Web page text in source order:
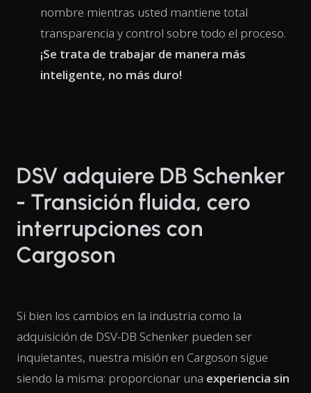
nombre mientras usted mantiene total
transparencia y control sobre todo el proceso.
¡Se trata de trabajar de manera más
inteligente, no más duro!
DSV adquiere DB Schenker
- Transición fluida, cero
interrupciones con
Cargoson
Si bien los cambios en la industria como la
adquisición de DSV-DB Schenker pueden ser
inquietantes, nuestra misión en Cargoson sigue
siendo la misma: proporcionar una experiencia sin